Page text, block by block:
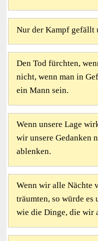
Nur der Kampf gefällt
Den Tod fürchten,
nicht, wenn man in
ein Mann sein.
Wenn unsere Lage
wir unsere Gedanken
ablenken.
Wenn wir alle Nächte
träumten, so würde es
wie die Dinge, die wir